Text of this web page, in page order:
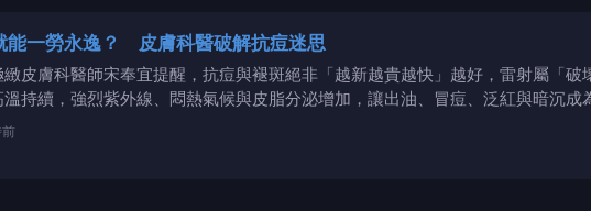
能一勞永逸？ 皮膚科醫破解抗痘迷思
皮膚科醫師宋奉宜提醒，抗痘與褪斑絕非「越新越貴越快」越好，雷射屬「
持續，強烈紫外線、悶熱氣候與皮脂分泌增加，讓出油、冒痘、泛紅與暗沉